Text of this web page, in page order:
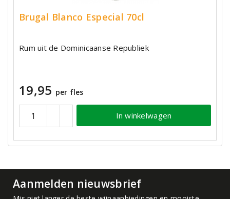
Brugal Blanco Especial 70cl
Rum uit de Dominicaanse Republiek
19,95 per fles
In winkelwagen
Aanmelden nieuwsbrief